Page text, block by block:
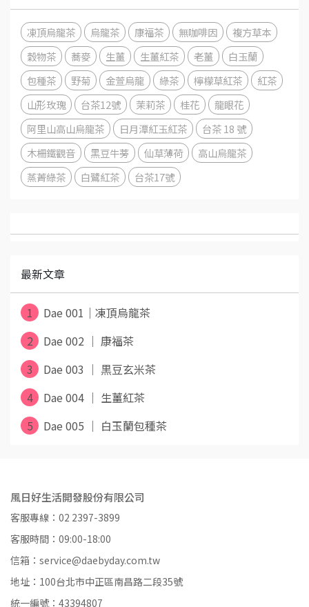
凍頂烏龍茶 烏龍茶 康福茶 無咖啡因
複方草本
穀物茶
蕎麥 生薑 生薑紅茶 老薑
白玉蘭
包種茶
野菊 金萱烏龍 綠茶 檸檬草紅茶
紅茶
山形玫瑰
台茶12號 茉莉茶 桂花
龍眼花
阿里山高山烏龍茶
日月潭紅玉紅茶
台茶 18 號
木柵鐵觀音
黑豆牛蒡 仙草薄荷
高山烏龍茶
蒸菁綠茶
白鷺紅茶 台茶17號
最新文章
1
Dae 001｜凍頂烏龍茶
2
Dae 002 ｜ 康福茶
3
Dae 003 ｜ 黒豆玄米茶
4
Dae 004 ｜ 生薑紅茶
5
Dae 005 ｜ 白玉蘭包種茶
風日好生活開發股份有限公司
客服專線：02 2397-3899
客服時間：09:00-18:00
信箱：service@daebyday.com.tw
地址：100台北市中正區南昌路二段35號
統一編號：43394807